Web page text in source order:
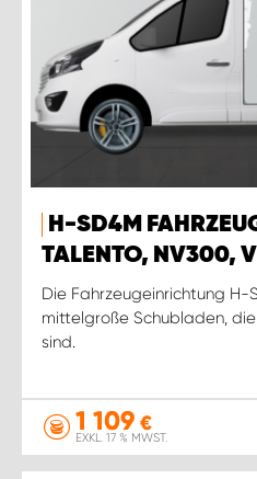
H-SD4M
TALENTO, NV300,
Die Fahrzeugeinrichtung
mittelgroße Schubladen,
sind.
1 109 €
EXKL. 17 % MWST.